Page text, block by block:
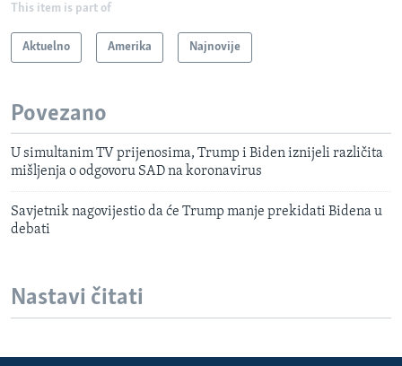
This item is part of
Aktuelno Amerika Najnovije
Povezano
U simultanim TV prijenosima, Trump i Biden iznijeli različita
mišljenja o odgovoru SAD na koronavirus
Savjetnik nagovijestio da će Trump manje prekidati Bidena u
debati
Nastavi čitati